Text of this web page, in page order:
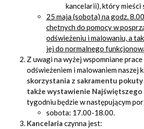
kancelarii), który mieści
25 maja (sobota) na godz.
chętnych do pomocy w
odświeżeniu i malowaniu, a
jej do normalnego
Z uwagi na wyżej wspomniane
odświeżeniem i malowaniem naszej
skorzystania z sakramentu pokuty
także wystawienie Najświętszego
tygodniu będzie w następującym
sobota: 17.00-18.00.
Kancelaria czynna jest: